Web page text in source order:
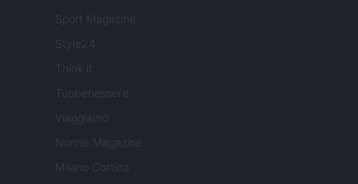
Sport Magazine
Style24
Think.it
Tuobenessere
Viaggiamo
Nonne Magazine
Milano Cortina